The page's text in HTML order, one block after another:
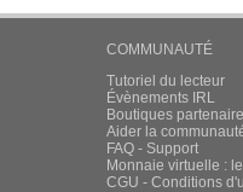
COMMUNAUTÉ
Tutoriel du lecteur
Évènements IRL
Boutiques
Aider la
FAQ - Support
Monnaie virtuelle :
CGU - Conditions